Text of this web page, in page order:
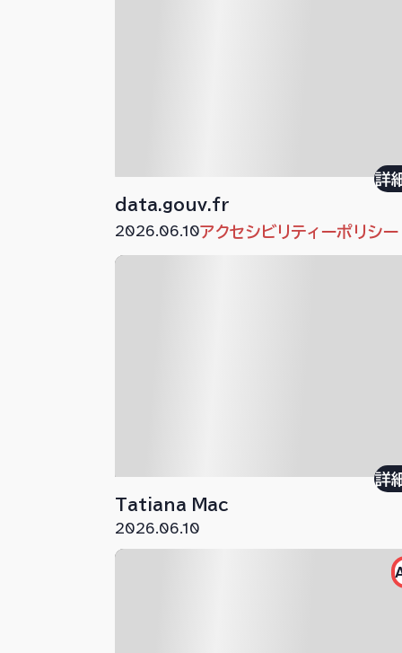
data.gouv.fr
詳
2026.06.10アクセシビリティーポリシー
Tatiana Mac
詳
2026.06.10